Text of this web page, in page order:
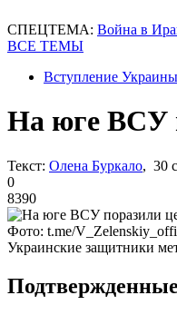
СПЕЦТЕМА: Война в
ВСЕ ТЕМЫ
Вступление
На юге ВСУ
Текст: Олена Буркало, 30
0
8390
Фото: t.me/
Украинские защитники